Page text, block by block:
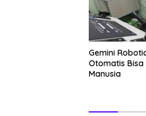
Gemini
Otomatis
Manusia